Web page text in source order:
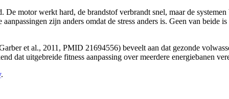
motor werkt hard, de brandstof verbrandt snel, maar de
zijn anders omdat de stress anders is. Geen van beide
et al., 2011, PMID 21694556) beveelt aan dat gezonde
dat uitgebreide fitness aanpassing over meerdere energiebanen
.